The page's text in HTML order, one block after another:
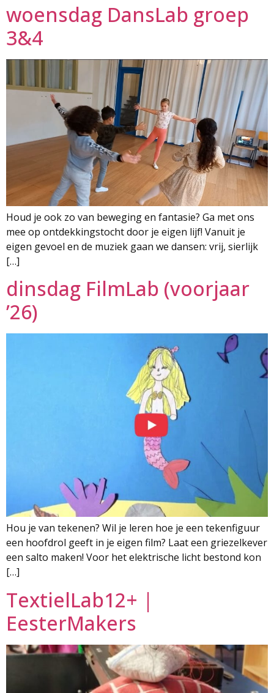
woensdag DansLab groep
3&4
Houd je ook zo van beweging en fantasie? Ga met ons
mee op ontdekkingstocht door je eigen lijf! Vanuit je
eigen gevoel en de muziek gaan we dansen: vrij, sierlijk
[…]
dinsdag FilmLab (voorjaar
’26)
Hou je van tekenen? Wil je leren hoe je een tekenfiguur
een hoofdrol geeft in je eigen film? Laat een griezelkever
een salto maken! Voor het elektrische licht bestond kon
[…]
TextielLab12+ |
EesterMakers